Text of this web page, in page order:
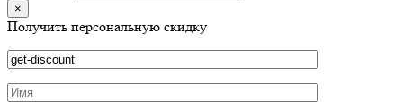
×
Получить персональную скидку